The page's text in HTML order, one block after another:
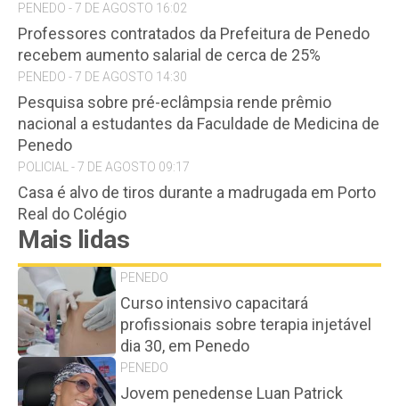
PENEDO - 7 DE AGOSTO 16:02
Professores contratados da Prefeitura de Penedo
recebem aumento salarial de cerca de 25%
PENEDO - 7 DE AGOSTO 14:30
Pesquisa sobre pré-eclâmpsia rende prêmio
nacional a estudantes da Faculdade de Medicina de
Penedo
POLICIAL - 7 DE AGOSTO 09:17
Casa é alvo de tiros durante a madrugada em Porto
Real do Colégio
Mais lidas
PENEDO
Curso intensivo capacitará
profissionais sobre terapia injetável
dia 30, em Penedo
PENEDO
Jovem penedense Luan Patrick